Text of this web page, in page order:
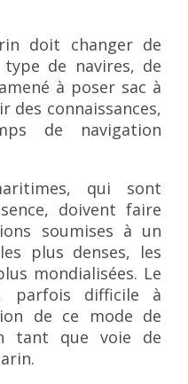
doit changer de
de navires, de
à poser sac à
des connaissances,
de navigation
qui sont
doivent faire
soumises à un
plus denses, les
mondialisées. Le
parfois difficile à
de ce mode de
tant que voie de